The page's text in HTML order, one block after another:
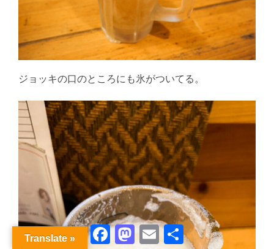
ジョッキの口のところにも氷がついてる。
FacebookMastodon
Email 共
有
Translate »